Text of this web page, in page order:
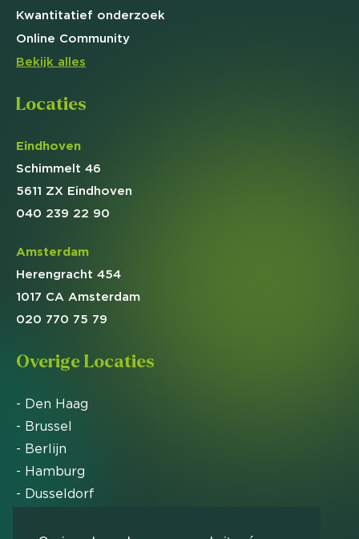
Kwantitatief onderzoek
Online Community
Bekijk alles
Locaties
Eindhoven
Schimmelt 46
5611 ZX Eindhoven
040 239 22 90
Amsterdam
Herengracht 454
1017 CA Amsterdam
020 770 75 79
Overige Locaties
- Den Haag
- Brussel
- Berlijn
- Hamburg
- Dusseldorf